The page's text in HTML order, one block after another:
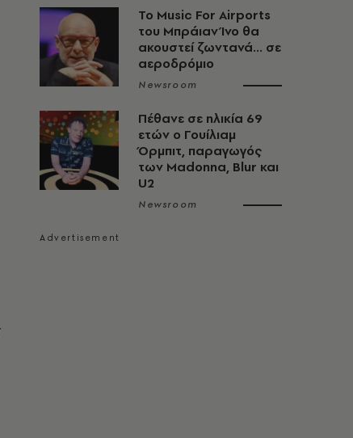
Το Music For Airports
του Μπράιαν Ίνο θα
ακουστεί ζωντανά... σε
αεροδρόμιο
Newsroom
Πέθανε σε ηλικία 69
ετών ο Γουίλιαμ
Όρμπιτ, παραγωγός
των Madonna, Blur και
U2
Newsroom